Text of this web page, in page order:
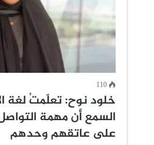
110
خلود نوح: تعلّمتُ لغة
السمع أن مهمة
على عاتقهم وحدهم